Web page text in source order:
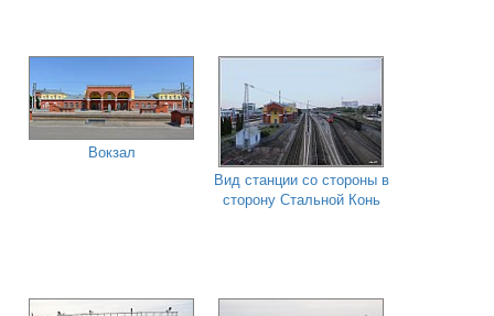
Вокзал
Вид станции со стороны в
сторону Стальной Конь